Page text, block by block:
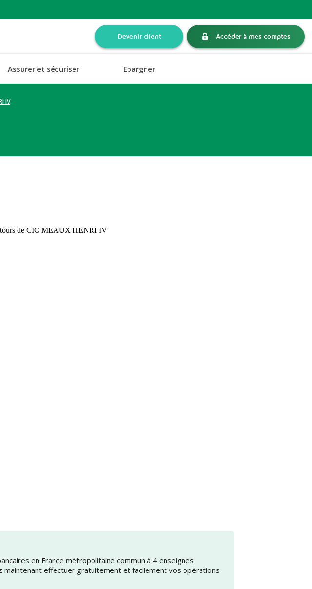
Devenir client Accéder à mes comptes
Assurer et sécuriser Epargner
IV
en France métropolitaine commun à 4 enseignes
maintenant effectuer gratuitement et facilement vos opérations